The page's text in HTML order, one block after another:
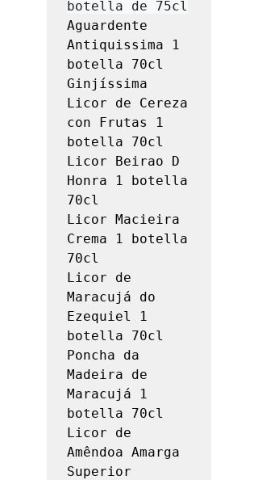
Aguardente
Antiquissima 1
botella 70cl
Ginjíssima
Licor de Cereza
con Frutas 1
botella 70cl
Licor Beirao D
Honra 1 botella
70cl
Licor Macieira
Crema 1 botella
70cl
Licor de
Maracujá do
Ezequiel 1
botella 70cl
Poncha da
Madeira de
Maracujá 1
botella 70cl
Licor de
Amêndoa Amarga
Superior